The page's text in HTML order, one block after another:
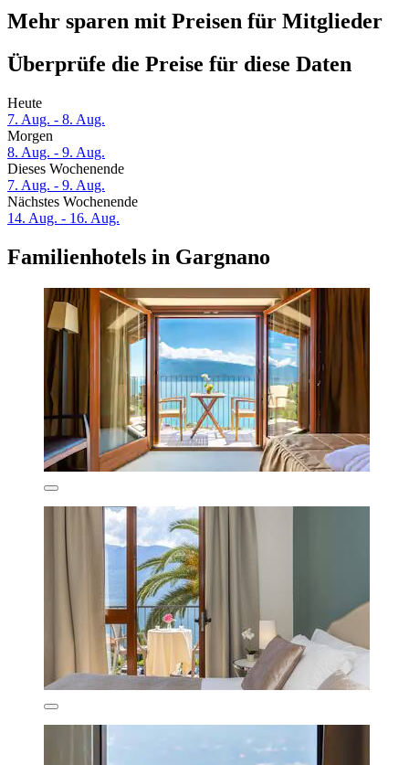
Mehr sparen mit Preisen für Mitglieder
Überprüfe die Preise für diese Daten
Heute
7. Aug. - 8. Aug.
Morgen
8. Aug. - 9. Aug.
Dieses Wochenende
7. Aug. - 9. Aug.
Nächstes Wochenende
14. Aug. - 16. Aug.
Familienhotels in Gargnano